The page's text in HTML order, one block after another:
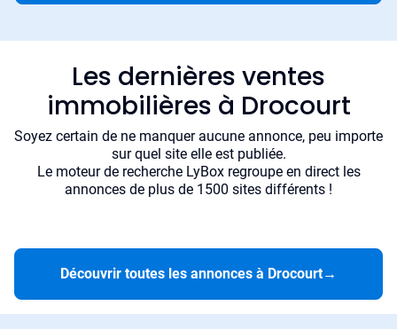
Les dernières ventes
immobilières à Drocourt
Soyez certain de ne manquer aucune annonce, peu importe
sur quel site elle est publiée.
Le moteur de recherche LyBox regroupe en direct les
annonces de plus de 1500 sites différents !
Découvrir toutes les annonces à Drocourt→